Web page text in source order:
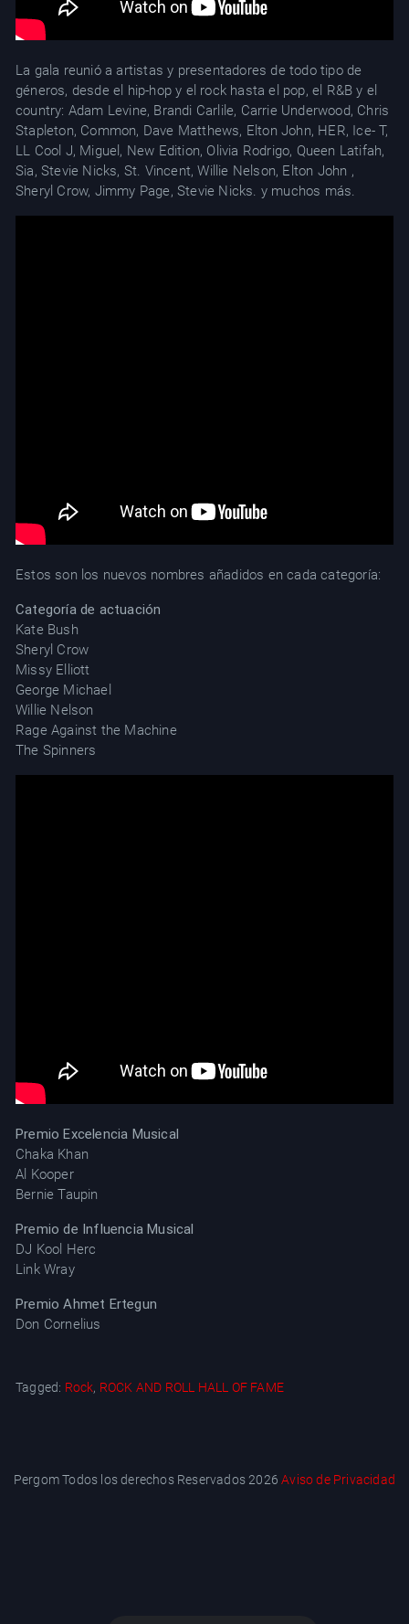
La gala reunió a artistas y presentadores de todo tipo de
géneros, desde el hip-hop y el rock hasta el pop, el R&B y el
country: Adam Levine, Brandi Carlile, Carrie Underwood, Chris
Stapleton, Common, Dave Matthews, Elton John, HER, Ice- T,
LL Cool J, Miguel, New Edition, Olivia Rodrigo, Queen Latifah,
Sia, Stevie Nicks, St. Vincent, Willie Nelson, Elton John ,
Sheryl Crow, Jimmy Page, Stevie Nicks. y muchos más.
Estos son los nuevos nombres añadidos en cada categoría:
Categoría de actuación
Kate Bush
Sheryl Crow
Missy Elliott
George Michael
Willie Nelson
Rage Against the Machine
The Spinners
Premio Excelencia Musical
Chaka Khan
Al Kooper
Bernie Taupin
Premio de Influencia Musical
DJ Kool Herc
Link Wray
Premio Ahmet Ertegun
Don Cornelius
Tagged: Rock, ROCK AND ROLL HALL OF FAME
Pergom Todos los derechos Reservados 2026Aviso de Privacidad